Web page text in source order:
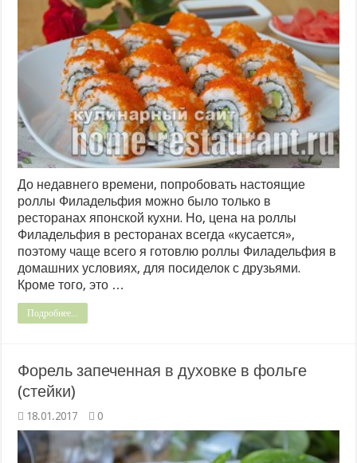
До недавнего времени, попробовать настоящие
роллы Филадельфия можно было только в
ресторанах японской кухни. Но, цена на роллы
Филадельфия в ресторанах всегда «кусается»,
поэтому чаще всего я готовлю роллы Филадельфия в
домашних условиях, для посиделок с друзьями.
Кроме того, это …
Подробнее...
Форель запеченная в духовке в фольге
(стейки)
18.01.2017 0